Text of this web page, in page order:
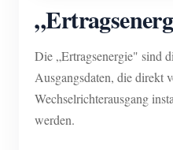
Die „Ertragsenergie" sind
Ausgangsdaten, die direkt
Wechselrichterausgang
werden.